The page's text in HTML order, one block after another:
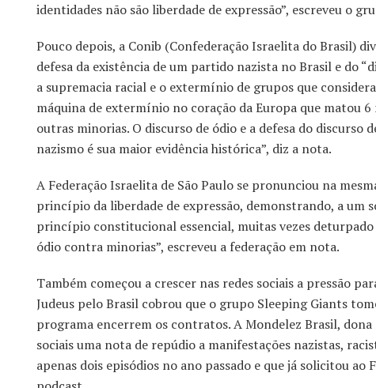
identidades não são liberdade de expressão”, escreveu o
Pouco depois, a Conib (Confederação Israelita do Brasil)
defesa da existência de um partido nazista no Brasil e do
a supremacia racial e o extermínio de grupos que
máquina de extermínio no coração da Europa que matou
outras minorias. O discurso de ódio e a defesa do
nazismo é sua maior evidência histórica”, diz a nota.
A Federação Israelita de São Paulo se pronunciou na
princípio da liberdade de expressão, demonstrando, a um
princípio constitucional essencial, muitas vezes
ódio contra minorias”, escreveu a federação em nota.
Também começou a crescer nas redes sociais a pressão
Judeus pelo Brasil cobrou que o grupo Sleeping Giants
programa encerrem os contratos. A Mondelez Brasil,
sociais uma nota de repúdio a manifestações nazistas,
apenas dois episódios no ano passado e que já solicitou